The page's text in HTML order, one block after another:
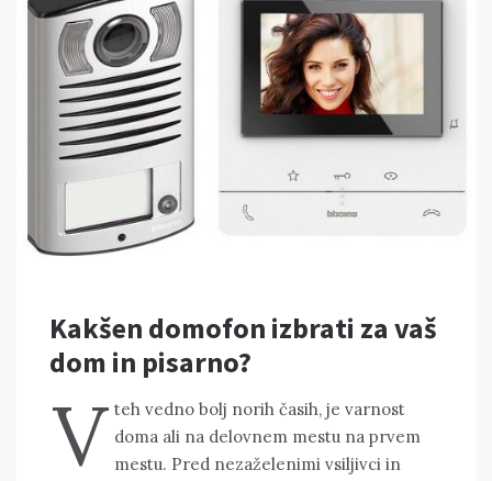
Kakšen domofon izbrati za vaš
dom in pisarno?
V teh vedno bolj norih časih, je varnost
doma ali na delovnem mestu na prvem
mestu. Pred nezaželenimi vsiljivci in